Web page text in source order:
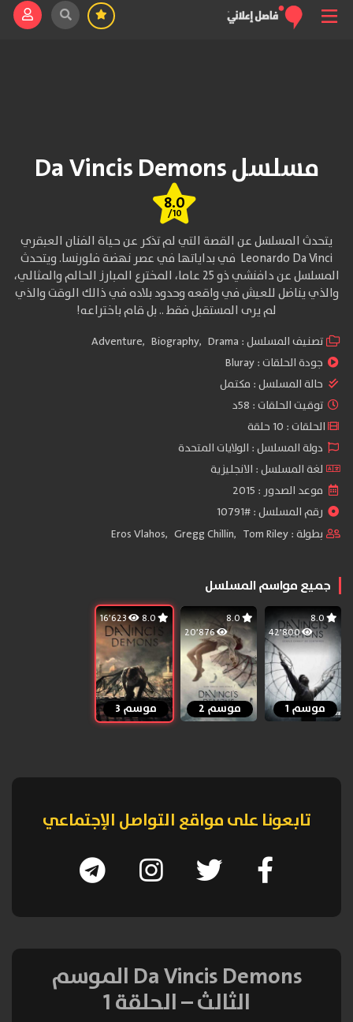
مسلسل Da Vincis Demons
8.0
/10
يتحدث المسلسل عن القصة التي لم تذكر عن حياة الفنان العبقري
Leonardo Da Vinci في بداياتها في عصر نهضة فلورنسا. ويتحدث
المسلسل عن دافنشي ذو 25 عاما، المخترع المبارز الحالم والمثالي،
والذي يناضل للعيش في واقعه وحدود بلاده في ذالك الوقت والذي
لم يرى المستقبل فقط .. بل قام باختراعه!
تصنيف المسلسل : Adventure, Biography, Drama
جودة الحلقات :Bluray
حالة المسلسل : مكتمل
توقيت الحلقات : 58د
الحلقات : 10 حلقة
دولة المسلسل : الولايات المتحدة
لغة المسلسل : الانجليزية
موعد الصدور : 2015
رقم المسلسل : #10791
بطولة :
Eros Vlahos, Gregg Chillin, Tom Riley
جميع مواسم المسلسل
8.0
42٬800
موسم 1
8.0
20٬876
موسم 2
16٬623
موسم 3
تابعونا على مواقع التواصل الإجتماعي
Da Vincis Demons الموسم
الثالث – الحلقة 1